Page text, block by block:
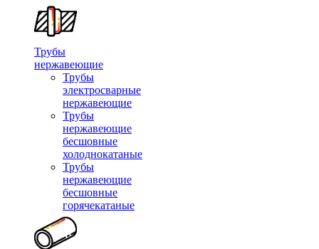
Трубы
нержавеющие
Трубы
электросварные
нержавеющие
Трубы
нержавеющие
бесшовные
холоднокатаные
Трубы
нержавеющие
бесшовные
горячекатаные